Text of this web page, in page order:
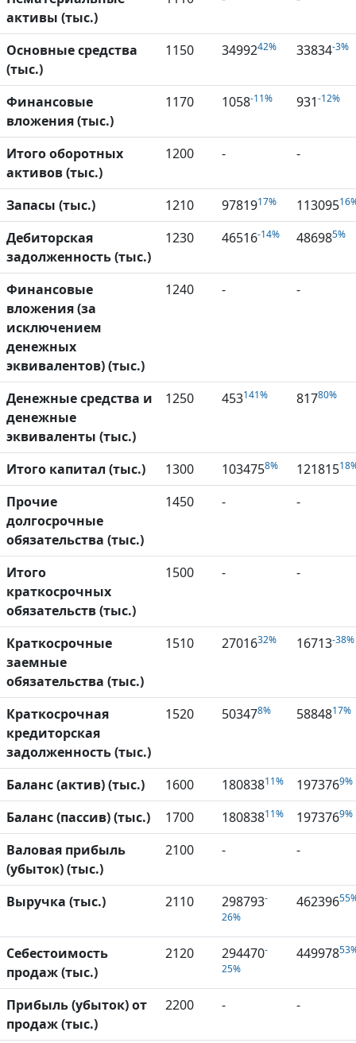
активы (тыс.)
Основные средства
(тыс.)
1150 3499242% 33834-3%
Финансовые
вложения (тыс.)
1170 1058-11% 931-12%
Итого оборотных
активов (тыс.)
1200 - -
Запасы (тыс.) 1210 9781917% 113095
Дебиторская
задолженность (тыс.)
1230 46516-14% 486985%
Финансовые
вложения (за
исключением
денежных
эквивалентов) (тыс.)
1240 - -
Денежные средства и
денежные
эквиваленты (тыс.)
1250 453141% 81780%
Итого капитал (тыс.) 1300 1034758% 121815
Прочие
долгосрочные
обязательства (тыс.)
1450 - -
Итого
краткосрочных
обязательств (тыс.)
1500 - -
Краткосрочные
заемные
обязательства (тыс.)
1510 2701632% 16713-38%
Краткосрочная
кредиторская
задолженность (тыс.)
1520 503478% 5884817%
Баланс (актив) (тыс.) 1600 18083811% 1973769%
Баланс (пассив) (тыс.) 1700 18083811% 1973769%
Валовая прибыль
(убыток) (тыс.)
2100 - -
Выручка (тыс.) 2110 298793-
26%
462396
Себестоимость
продаж (тыс.)
2120 294470-
25%
449978
Прибыль (убыток) от
продаж (тыс.)
2200 - -